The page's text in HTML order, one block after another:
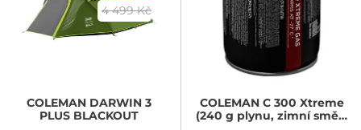
4 499 Kč
COLEMAN DARWIN 3
PLUS BLACKOUT
COLEMANC 300 Xtreme
(240 g plynu, zimní směs,